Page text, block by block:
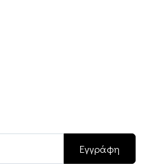
Εγγράφη